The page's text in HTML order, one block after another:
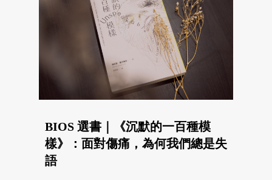
BIOS 選書｜《沉默的一百種模
樣》：面對傷痛，為何我們總是失
語